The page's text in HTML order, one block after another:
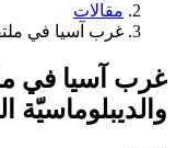
مقالات
غرب آسيا في
غرب آسيا في
والديبلوماسيّة